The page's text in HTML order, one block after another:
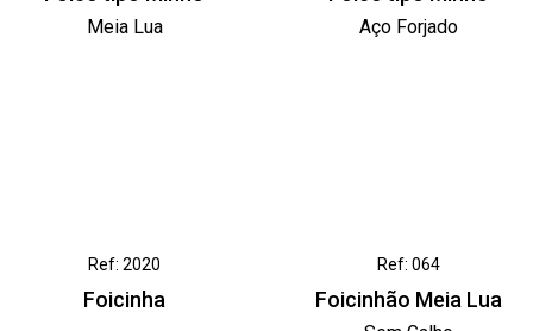
Meia Lua Aço Forjado
Ref: 2020
Foicinha
Ref: 064
Foicinhão Meia Lua